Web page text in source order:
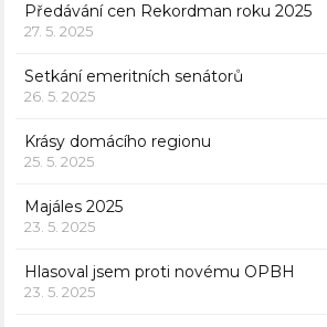
Předávání cen Rekordman roku 2025
27. 5. 2025
Setkání emeritních senátorů
26. 5. 2025
Krásy domácího regionu
25. 5. 2025
Majáles 2025
23. 5. 2025
Hlasoval jsem proti novému OPBH
23. 5. 2025